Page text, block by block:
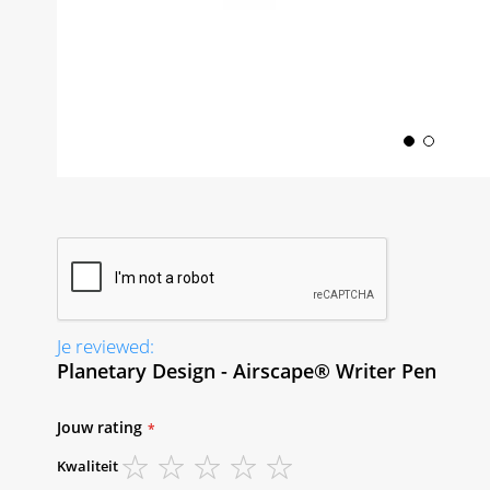
images
gallery
Je reviewed:
Planetary Design - Airscape® Writer Pen
Jouw rating
Kwaliteit